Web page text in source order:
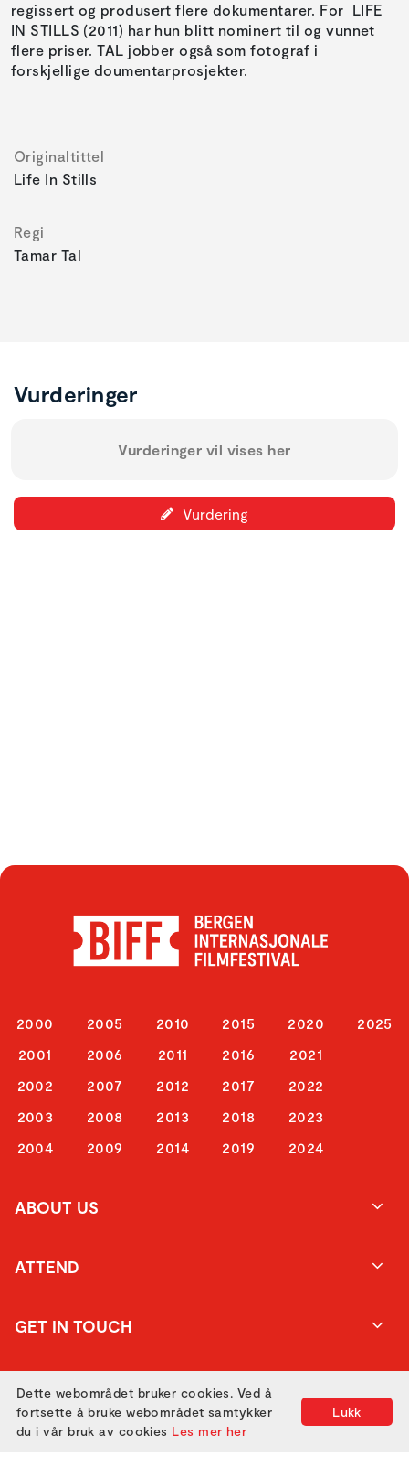
regissert og produsert flere dokumentarer. For LIFE
IN STILLS (2011) har hun blitt nominert til og vunnet
flere priser. TAL jobber også som fotograf i
forskjellige doumentarprosjekter.
Originaltittel
Life In Stills
Regi
Tamar Tal
Vurderinger
Vurderinger vil vises her
Vurdering
2000
2001
2002
2003
2004
2005
2006
2007
2008
2009
2010
2011
2012
2013
2014
2015
2016
2017
2018
2019
2020
2021
2022
2023
2024
2025
ABOUT US
ATTEND
GET IN TOUCH
Lukk
Dette webområdet bruker cookies. Ved å
fortsette å bruke webområdet samtykker
du i vår bruk av cookies Les mer her